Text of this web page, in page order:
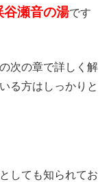
谷瀬音の湯です
次の章で詳しく解
る方はしっかりと
しても知られてお